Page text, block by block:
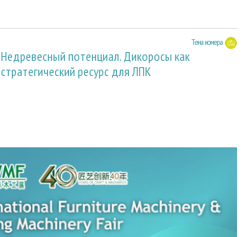
Тема номера
Недревесный потенциал. Дикоросы как
стратегический ресурс для ЛПК